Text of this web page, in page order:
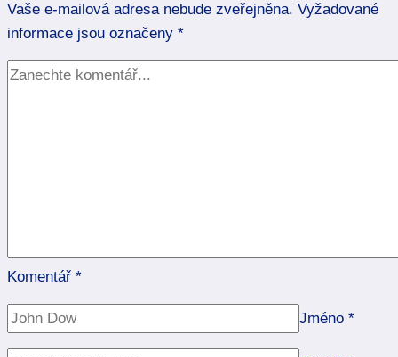
výdrž
v
runách
Vaše e-mailová adresa nebude zveřejněna. Vyžadované
informace jsou označeny *
Komentář *
Jméno *